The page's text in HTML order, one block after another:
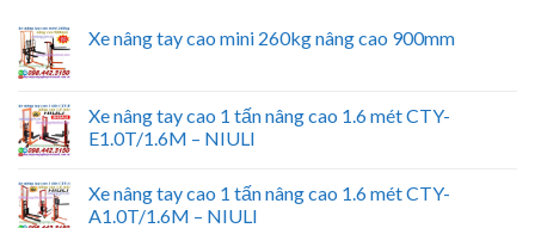
Xe nâng tay cao mini 260kg nâng cao 900mm
Xe nâng tay cao 1 tấn nâng cao 1.6 mét CTY-
E1.0T/1.6M – NIULI
Xe nâng tay cao 1 tấn nâng cao 1.6 mét CTY-
A1.0T/1.6M – NIULI